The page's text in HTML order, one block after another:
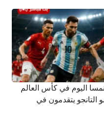
اليوم في كأس العالم
التانجو يتقدمون في